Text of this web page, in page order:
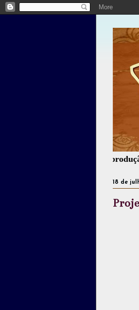
palestras, produção de
18 de